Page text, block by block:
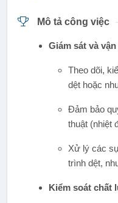
Mô tả công việc
Giám sát và
Theo dõi,
dệt hoặc
Đảm bảo
thuật (nhiệt
Xử lý các
trình dệt,
Kiểm soát chất